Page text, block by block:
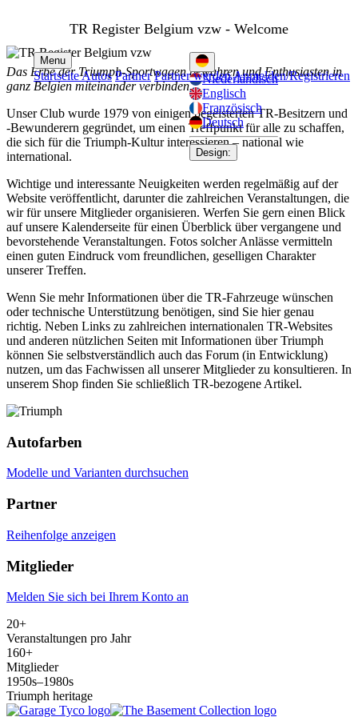
TR Register Belgium vzw - Welcome
Niederländisch
Englisch
Französisch
Deutsch
Design:
Menu
StartseiteAutos Partner Partner werdenAnmelden/Registrieren
Das Erbe der Triumph-Sportwagen bewahren und Enthusiasten in
ganz Belgien miteinander verbinden.
Unser Club wurde 1979 von einigen begeisterten TR-Besitzern und
-Bewunderern gegründet, um einen Treffpunkt für alle zu schaffen,
die sich für die Triumph-Kultur interessieren – national wie
international.
Wichtige und interessante Neuigkeiten werden regelmäßig auf der
Website veröffentlicht, darunter die zahlreichen Veranstaltungen, die
wir für unsere Mitglieder organisieren. Werfen Sie gern einen Blick
auf unsere Kalenderseite für einen Überblick über vergangene und
bevorstehende Veranstaltungen. Fotos solcher Anlässe vermitteln
einen guten Eindruck vom freundlichen, geselligen Charakter
unserer Treffen.
Wenn Sie mehr Informationen über die TR-Fahrzeuge wünschen
oder technische Unterstützung benötigen, sind Sie hier genau
richtig. Neben Links zu zahlreichen internationalen TR-Websites
und anderen nützlichen Seiten mit Informationen über Triumph
können Sie selbstverständlich auch das Forum (in Entwicklung)
nutzen, um das Fachwissen all unserer Mitglieder zu konsultieren. In
unserem Shop finden Sie schließlich TR-bezogene Artikel.
Autofarben
Modelle und Varianten durchsuchen
Partner
Reihenfolge anzeigen
Mitglieder
Melden Sie sich bei Ihrem Konto an
20+
Veranstaltungen pro Jahr
160+
Mitglieder
1950s–1980s
Triumph heritage